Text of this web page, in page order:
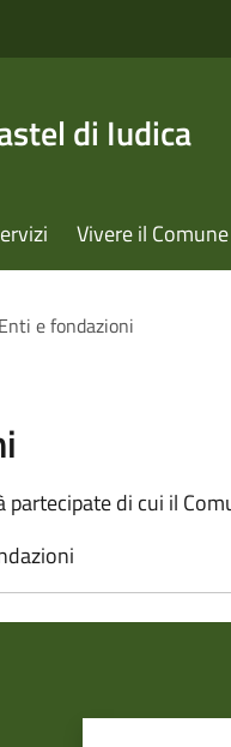
di Iudica
Vivere il Comune
Enti e fondazioni
partecipate di cui il